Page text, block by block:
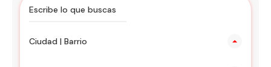
Ciudad | Barrio